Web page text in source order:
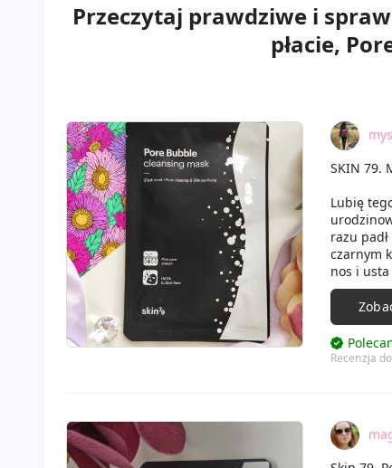
Przeczytaj prawdziwe i
płacie,
SKIN 79.
Lubię
razu
czarnym
nos i usta
na
Recenzja